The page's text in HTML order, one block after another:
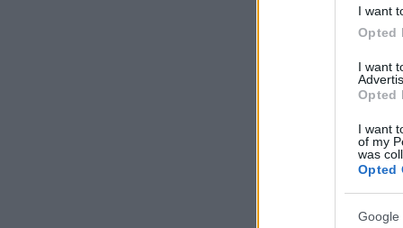
I want
Opted
I want
Opted
I want
of my
was
Opted
Google